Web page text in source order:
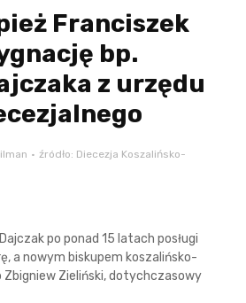
Franciszek
bp.
z urzędu
źródło: Diecezja Koszalińsko-
po ponad 15 latach posługi
a nowym biskupem koszalińsko-
Zbigniew Zieliński, dotychczasowy